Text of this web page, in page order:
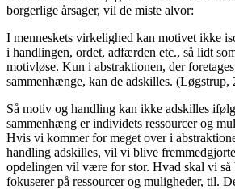
borgerlige årsager, vil de miste alvor:
I menneskets virkelighed kan motivet ikke
i handlingen, ordet, adfærden etc., så lidt
motivløse. Kun i abstraktionen, der
sammenhænge, kan de adskilles. (Løgstrup,
Så motiv og handling kan ikke adskilles
sammenhæng er individets ressourcer og
Hvis vi kommer for meget over i
handling adskilles, vil vi blive
opdelingen vil være for stor. Hvad skal vi så
fokuserer på ressourcer og muligheder, til.